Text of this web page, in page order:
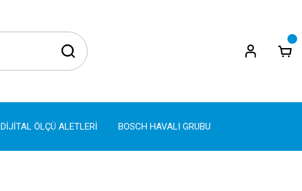
DİJİTAL ÖLÇÜ ALETLERİ BOSCH HAVALI GRUBU